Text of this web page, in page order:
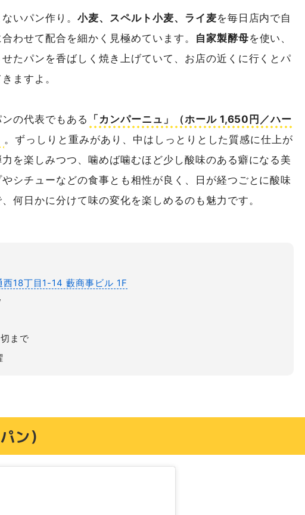
いパン作り。小麦、スペルト小麦、ライ麦を毎日店内で自
わせて配合を細かく見極めています。
自家製酵母を使い、
たパンを香ばしく焼き上げていて、お店の近くに行くとパ
ますよ。
の代表でもある
「カンパーニュ」（ホール 1,650円／ハー
。ずっしりと重みがあり、中はしっとりとした質感に仕上が
を楽しみつつ、噛めば噛むほど少し酸味のある癖になる美
シチューなどの食事とも相性が良く、日が経つごとに酸味
何日かに分けて味の変化を楽しめるのも魅力です。
西18丁目1-14 藪商事ビル 1F
まで
ン）